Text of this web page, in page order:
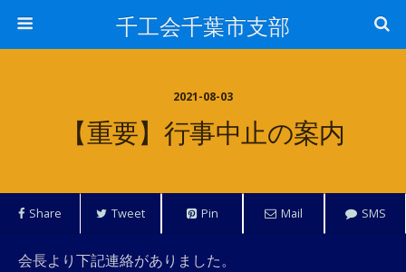
千工会千葉市支部
2021-08-03
【重要】行事中止の案内
Share Tweet Pin Mail SMS
会長より下記連絡がありました。